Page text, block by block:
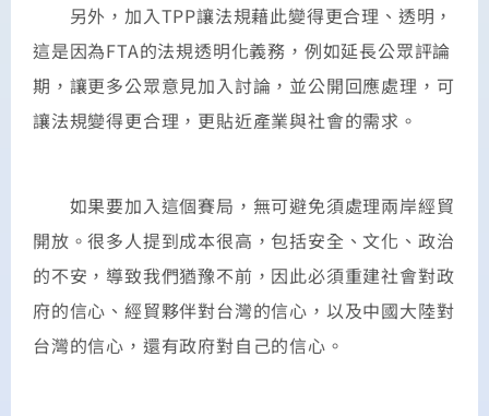
另外，加入TPP讓法規藉此變得更合理、透明，
這是因為FTA的法規透明化義務，例如延長公眾評論
期，讓更多公眾意見加入討論，並公開回應處理，可
讓法規變得更合理，更貼近產業與社會的需求。
如果要加入這個賽局，無可避免須處理兩岸經貿
開放。很多人提到成本很高，包括安全、文化、政治
的不安，導致我們猶豫不前，因此必須重建社會對政
府的信心、經貿夥伴對台灣的信心，以及中國大陸對
台灣的信心，還有政府對自己的信心。